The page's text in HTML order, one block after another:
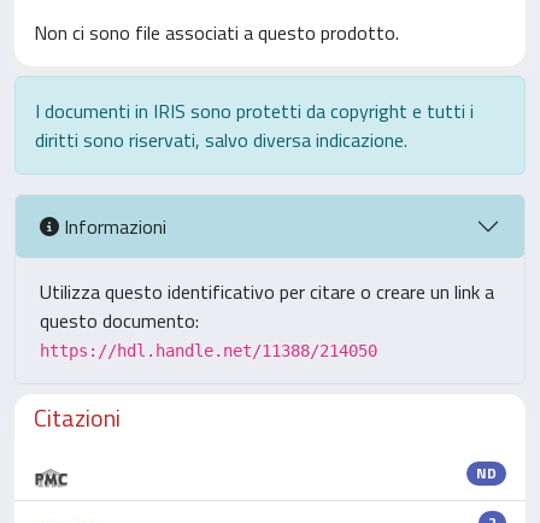
Non ci sono file associati a questo prodotto.
I documenti in IRIS sono protetti da copyright e tutti i
diritti sono riservati, salvo diversa indicazione.
Informazioni
Utilizza questo identificativo per citare o creare un link a
questo documento:
https://hdl.handle.net/11388/214050
Citazioni
ND